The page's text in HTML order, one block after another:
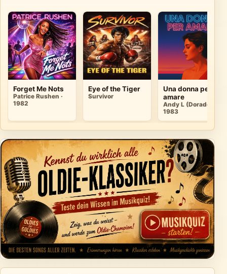
Forget Me Nots
Patrice Rushen ·
1982
Eye of the Tiger
Survivor
Una donna per
amare
Andy L (Dorados) ·
1983